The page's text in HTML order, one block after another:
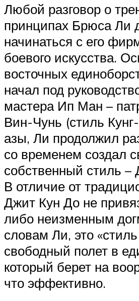
Любой разговор о
принципах Брюса Ли
начинаться с его
боевого искусства.
восточных
начал под
мастера Ип Ман –
Вин-Чунь (стиль
азы, Ли продолжил
со временем создал
собственный стиль –
В отличие от
Джит Кун До не
либо неизменным
словам Ли, это
свободный полет в
который берет на
что эффективно.